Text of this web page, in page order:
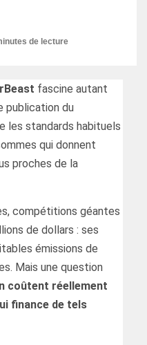
de lecture
fascine autant
publication du
les standards habituels
qui donnent
proches de la
compétitions géantes
de dollars : ses
émissions de
Mais une question
coûtent réellement
finance de tels